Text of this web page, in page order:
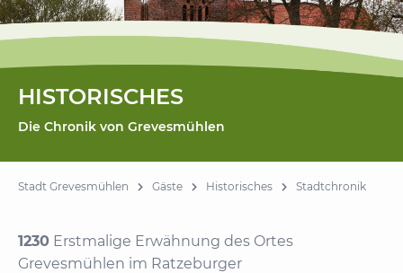
HISTORISCHES
Die Chronik von Grevesmühlen
Stadt Grevesmühlen Gäste Historisches Stadtchronik
1230 Erstmalige Erwähnung des Ortes
Grevesmühlen im Ratzeburger